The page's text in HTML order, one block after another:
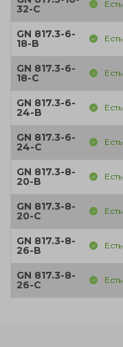
32-C Есть
GN 817.3-6-
18-B Есть
GN 817.3-6-
18-C Есть
GN 817.3-6-
24-B Есть
GN 817.3-6-
24-C Есть
GN 817.3-8-
20-B Есть
GN 817.3-8-
20-C Есть
GN 817.3-8-
26-B Есть
GN 817.3-8-
26-C Есть